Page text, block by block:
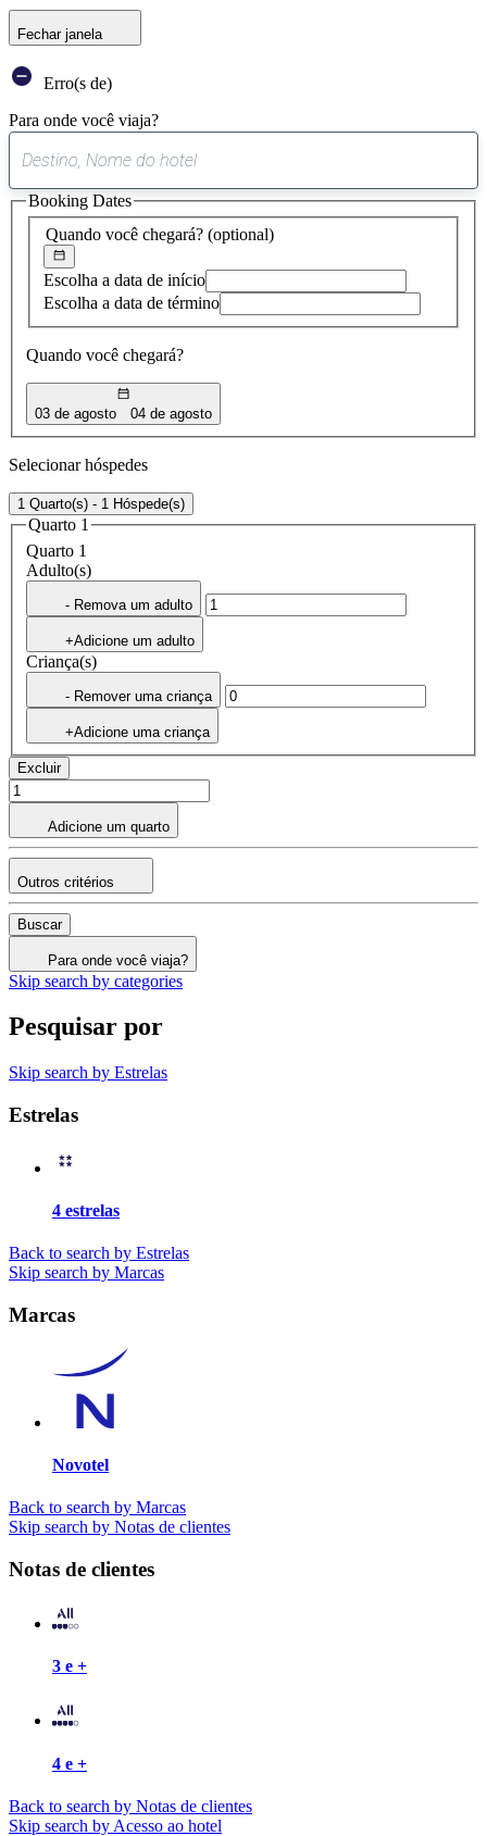
Fechar janela
Erro(s de)
Para onde você viaja?
sugestão
encontrada
Quando você chegará? (optional)
Escolha a data de início
Escolha a data de término
Quando você chegará?
03 de agosto 04 de agosto
Booking Dates
Selecionar hóspedes
1 Quarto(s) - 1 Hóspede(s)
Quarto 1
Quarto 1
Adulto(s)
- Remova um adulto
+Adicione um adulto
Criança(s)
- Remover uma criança
+Adicione uma criança
Excluir
Adicione um quarto
Outros critérios
Buscar
Para onde você viaja?
Skip search by categories
Pesquisar por
Skip search by Estrelas
Estrelas
4 estrelas
Back to search by Estrelas
Skip search by Marcas
Marcas
Novotel
Back to search by Marcas
Skip search by Notas de clientes
Notas de clientes
3 e +
4 e +
Back to search by Notas de clientes
Skip search by Acesso ao hotel